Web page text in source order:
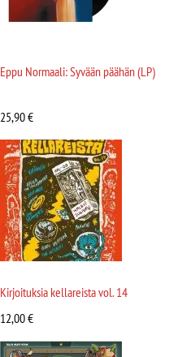
Eppu Normaali: Syvään päähän (LP)
25,90€
Kirjoituksia kellareista vol. 14
12,00€